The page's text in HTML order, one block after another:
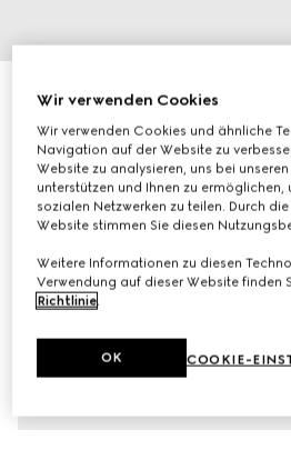
Gucci Interlocking Ring 18 Karat
€ 1.980
Varianten18-karätiges Gelbgold
Wir verwenden Cookies
Wir verwenden Cookies und ähnliche
Navigation auf der Website zu
Website zu analysieren, uns bei
unterstützen und Ihnen zu ermöglichen,
sozialen Netzwerken zu teilen. Durch
Website stimmen Sie diesen
Weitere Informationen zu diesen
Verwendung auf dieser Website finden
Richtlinie.
COOKIE-
OK